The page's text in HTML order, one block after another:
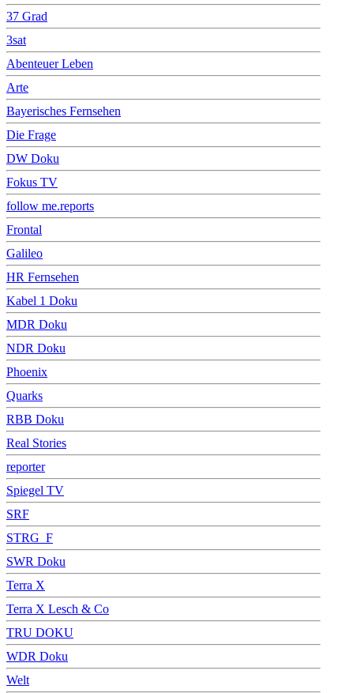
37 Grad
3sat
Abenteuer Leben
Arte
Bayerisches Fernsehen
Die Frage
DW Doku
Fokus TV
follow me.reports
Frontal
Galileo
HR Fernsehen
Kabel 1 Doku
MDR Doku
NDR Doku
Phoenix
Quarks
RBB Doku
Real Stories
reporter
Spiegel TV
SRF
STRG_F
SWR Doku
Terra X
Terra X Lesch & Co
TRU DOKU
WDR Doku
Welt